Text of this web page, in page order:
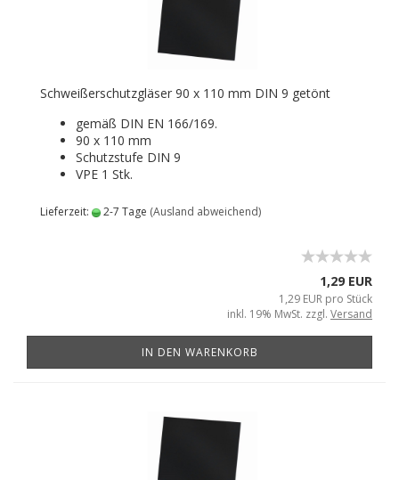
Schweißerschutzgläser 90 x 110 mm DIN 9 getönt
gemäß DIN EN 166/169.
90 x 110 mm
Schutzstufe DIN 9
VPE 1 Stk.
Lieferzeit: 2-7 Tage (Ausland abweichend)
1,29 EUR
1,29 EUR pro Stück
inkl. 19% MwSt. zzgl. Versand
IN DEN WARENKORB